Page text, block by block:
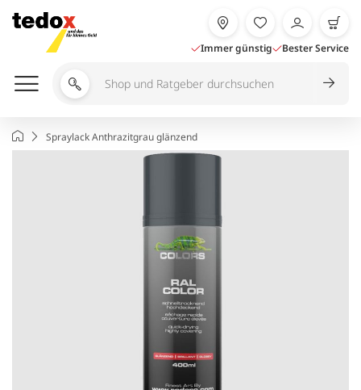
Inhalt
springen
Immer günstig Bester Service
Shop
durchsuchen
StartseiteSpraylack Anthrazitgrau glänzend